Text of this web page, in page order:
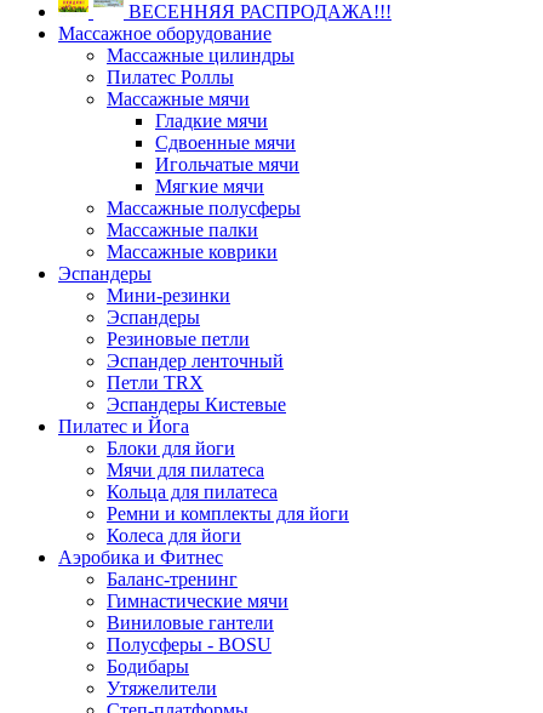
ВЕСЕННЯЯ РАСПРОДАЖА!!!
Массажное оборудование
Массажные цилиндры
Пилатес Роллы
Массажные мячи
Гладкие мячи
Сдвоенные мячи
Игольчатые мячи
Мягкие мячи
Массажные полусферы
Массажные палки
Массажные коврики
Эспандеры
Мини-резинки
Эспандеры
Резиновые петли
Эспандер ленточный
Петли TRX
Эспандеры Кистевые
Пилатес и Йога
Блоки для йоги
Мячи для пилатеса
Кольца для пилатеса
Ремни и комплекты для йоги
Колеса для йоги
Аэробика и Фитнес
Баланс-тренинг
Гимнастические мячи
Виниловые гантели
Полусферы - BOSU
Бодибары
Утяжелители